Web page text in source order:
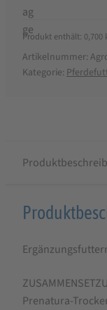
Produkt enthält: 0,700
Artikelnummer:
Kategorie:
Agrobs
Selen
pur
Prenatura-